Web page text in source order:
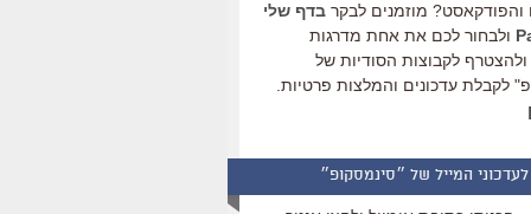
מוזמנים לבקר בדף שלי
ולבחור לכם את אחת מדרגות
לקבוצות הסודיות של
לקבלת עדכונים והמלצות פרטיות.
המייל של ״סינמסקופ״